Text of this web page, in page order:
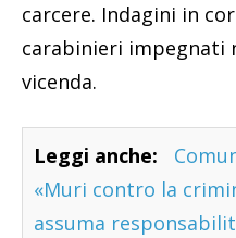
carcere. Indagini in
carabinieri impegnati
vicenda.
Leggi anche:
«Muri contro la
assuma